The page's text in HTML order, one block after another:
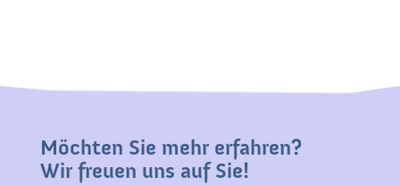
Möchten Sie mehr erfahren?
Wir freuen uns auf Sie!